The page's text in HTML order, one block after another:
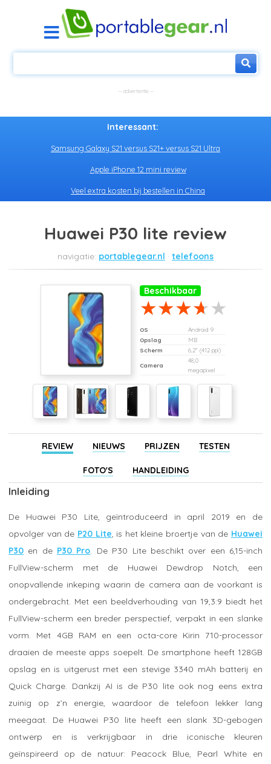
Interessant:
Samsung Galaxy S21 versus S21+ versus S21 Ultra
Apple iPhone 12 mini review
Veel extra kosten bij bestellen in China
Huawei P30 lite review
portablegear.nl telefoons
Beschikbaar
OS
Android 9
Opslag
MB
Scherm
6,2" (412 ppi)
Camera
48,0
megapixel
REVIEW NIEUWS PRIJZEN TESTEN
FOTO'S HANDLEIDING
Inleiding
De Huawei P30 Lite, geïntroduceerd in april 2019 en de
opvolger van de P20 Lite , is het kleine broertje van de Huawei
P30 en de P30 Pro . De P30 Lite beschikt over een 6,15-inch
FullView-scherm met de Huawei Dewdrop Notch, een
onopvallende inkeping waarin de camera aan de voorkant is
ondergebracht. Met een beeldverhouding van 19,3:9 biedt het
FullView-scherm een breder perspectief, verpakt in een slanke
vorm. Met 4GB RAM en een octa-core Kirin 710-processor
draaien de meeste apps soepelt. De smartphone heeft 128GB
opslag en is uitgerust met een stevige 3340 mAh batterij en
Quick Charge. Dankzij AI is de P30 lite ook nog eens extra
zuinig op z’n energie, waardoor de telefoon lekker lang
meegaat. De Huawei P30 lite heeft een slank 3D-gebogen
ontwerp en is verkrijgbaar in drie iconische kleuren
geïnspireerd op de natuur: Peacock Blue, Pearl White en